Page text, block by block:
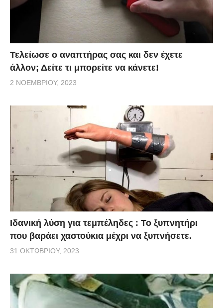
Τελείωσε ο αναπτήρας σας και δεν έχετε
άλλον; Δείτε τι μπορείτε να κάνετε!
2 ΝΟΕΜΒΡΊΟΥ, 2023
Ιδανική λύση για τεμπέληδες : Το ξυπνητήρι
που βαράει χαστούκια μέχρι να ξυπνήσετε.
31 ΟΚΤΩΒΡΊΟΥ, 2023